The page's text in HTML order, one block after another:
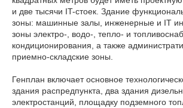
и две тысячи IT-стоек. Здание
зоны: машинные залы, инженерные и IT
зоны электро-, водо-, тепло- и
кондиционирования, а также
приемно-складские зоны.
Генплан включает основное
здания распредпункта, два здания
электростанций, площадку подземного